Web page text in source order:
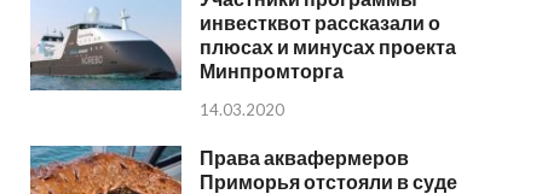
инвестквот рассказали о
плюсах и минусах проекта
Минпромторга
14.03.2020
Права аквафермеров
Приморья отстояли в суде